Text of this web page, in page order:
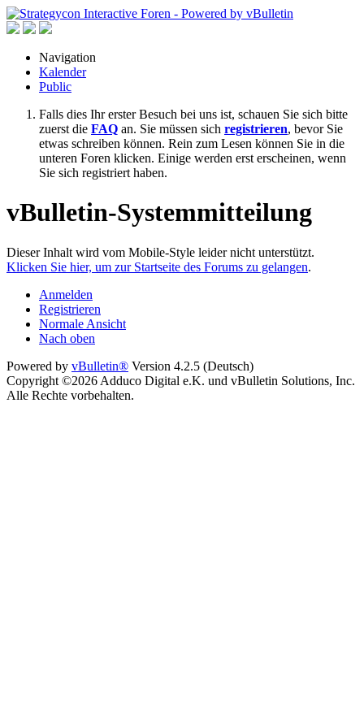
Navigation
Kalender
Public
Falls dies Ihr erster Besuch bei uns ist, schauen Sie sich bitte
zuerst die FAQ an. Sie müssen sich registrieren, bevor Sie
etwas schreiben können. Rein zum Lesen können Sie in die
unteren Foren klicken. Einige werden erst erscheinen, wenn
Sie sich registriert haben.
vBulletin-Systemmitteilung
Dieser Inhalt wird vom Mobile-Style leider nicht unterstützt.
Klicken Sie hier, um zur Startseite des Forums zu gelangen.
Anmelden
Registrieren
Normale Ansicht
Nach oben
Powered by vBulletin® Version 4.2.5 (Deutsch)
Copyright ©2026 Adduco Digital e.K. und vBulletin Solutions, Inc.
Alle Rechte vorbehalten.